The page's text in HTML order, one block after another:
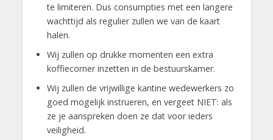
te limiteren. Dus consumpties met een langere
wachttijd als regulier zullen we van de kaart
halen.
Wij zullen op drukke momenten een extra
koffiecorner inzetten in de bestuurskamer.
Wij zullen de vrijwillige kantine wedewerkers zo
goed mogelijk instrueren, en vergeet NIET: als
ze je aanspreken doen ze dat voor ieders
veiligheid.